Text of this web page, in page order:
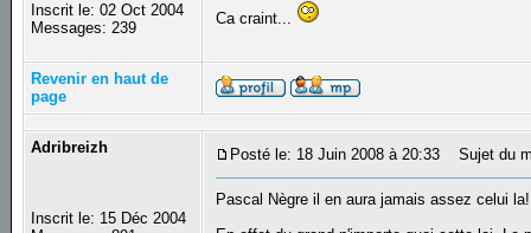
Inscrit le: 02 Oct 2004
Messages: 239
Ca craint...
Revenir en haut de
page
Adribreizh
Inscrit le: 15 Déc 2004
Posté le: 18 Juin 2008 à 20:33 Sujet du
Pascal Nègre il en aura jamais assez celui la!